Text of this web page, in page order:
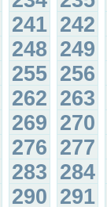
241 242
248 249
255 256
262 263
269 270
276 277
283 284
290 291